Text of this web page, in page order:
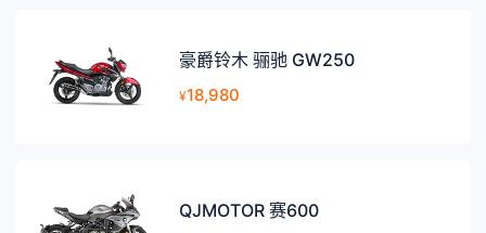
豪爵铃木 骊驰 GW250
¥18,980
QJMOTOR 赛600